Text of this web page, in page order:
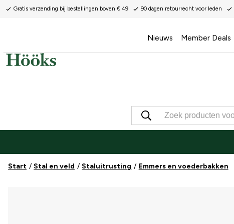
Gratis verzending bij bestellingen boven € 49 90 dagen retourrecht voor leden
Nieuws Member Deals
Start Stal en veld Staluitrusting Emmers en voederbakken